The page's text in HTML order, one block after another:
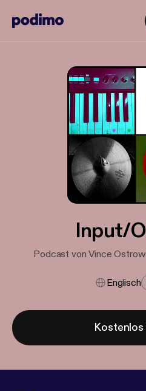
Input/
Podcast von Vince
Englisch